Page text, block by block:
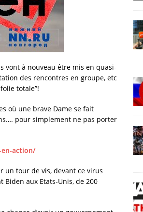
Il est
attaques CHRONIQUES DE
[ 23 juillet 2026 ] Youri
diagnostic de l’économie russe
[ 23 juillet 2026 ]
Une Russie
vont à nouveau être mis en quasi-
des rencontres en groupe, etc
totale”!
où une brave Dame se fait
pour simplement ne pas porter
action/
un tour de vis, devant ce virus
aux Etats-Unis, de 200